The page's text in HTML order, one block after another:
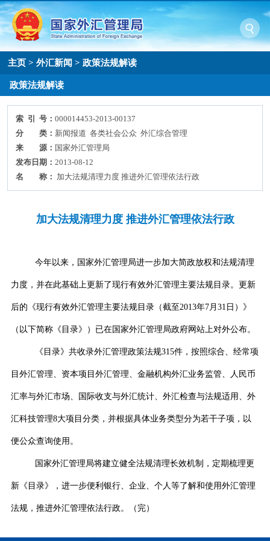
主页 >外汇新闻 >政策法规解读
政策法规解读
索 引 号：000014453-2013-00137
分 类： 新闻报道 各类社会公众 外汇综合管理
来 源： 国家外汇管理局
发布日期：2013-08-12
名 称： 加大法规清理力度 推进外汇管理依法行政
加大法规清理力度 推进外汇管理依法行政
今年以来，国家外汇管理局进一步加大简政放权和法规清理
力度，并在此基础上更新了现行有效外汇管理主要法规目录。更新
后的《现行有效外汇管理主要法规目录（截至 2013年7月 31 日）》
（以下简称《目录》）已在国家外汇管理局政府网站上对外公布。
《目录》共收录外汇管理政策法规315件，按照综合、经常项
目外汇管理、资本项目外汇管理、金融机构外汇业务监管、人民币
汇率与外汇市场、国际收支与外汇统计、 外汇检查与法规适用、外
汇科技管理8大项目分类，并根据具体业务类型分为若干子项，以
便公众查询使用。
国家外汇管理局将建立健全法规清理长效机制，定期梳理更
新《目录》，进一步便利银行、企业、个人等了解和使用外汇管理
法规，推进外汇管理依法行政。（完）